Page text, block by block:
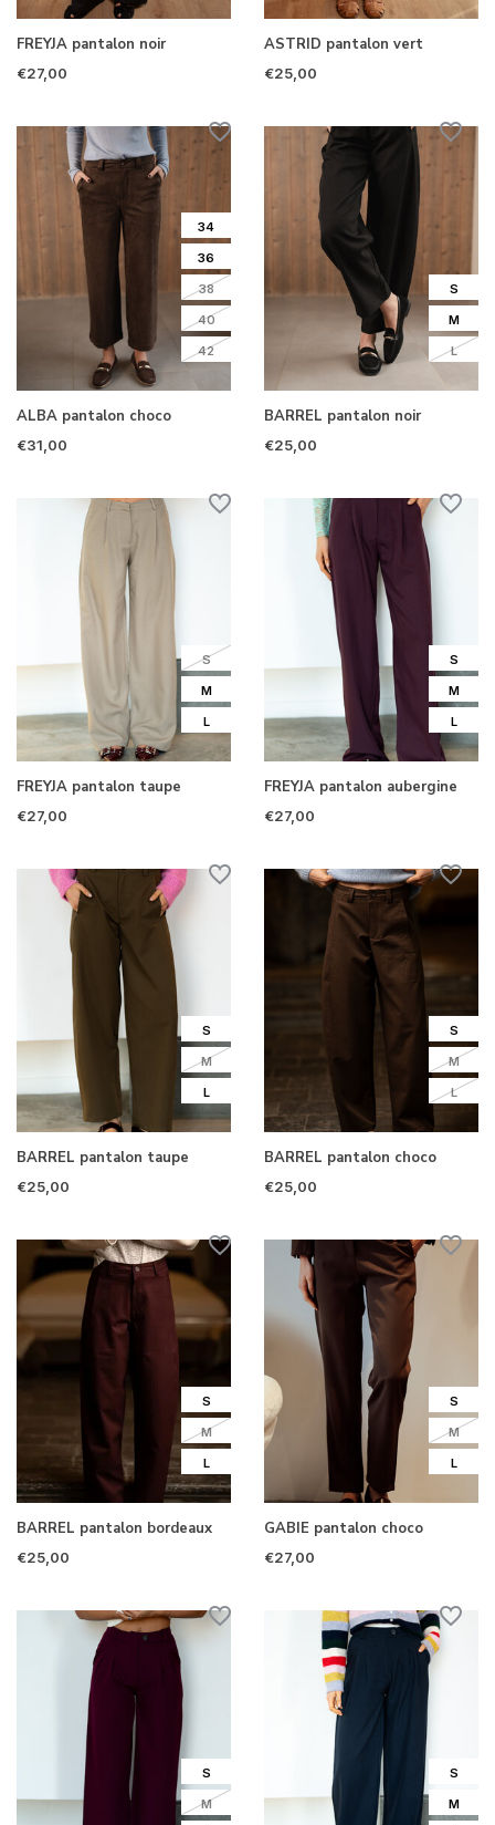
FREYJA pantalon noir
€27,00
ASTRID pantalon vert
€25,00
34
36
38
40
42
ALBA pantalon choco
€31,00
S
M
L
BARREL pantalon noir
€25,00
S
M
L
FREYJA pantalon taupe
€27,00
S
M
L
FREYJA pantalon aubergine
€27,00
S
M
L
BARREL pantalon taupe
€25,00
S
M
L
BARREL pantalon choco
€25,00
S
M
L
BARREL pantalon bordeaux
€25,00
S
M
L
GABIE pantalon choco
€27,00
S
M
S
M